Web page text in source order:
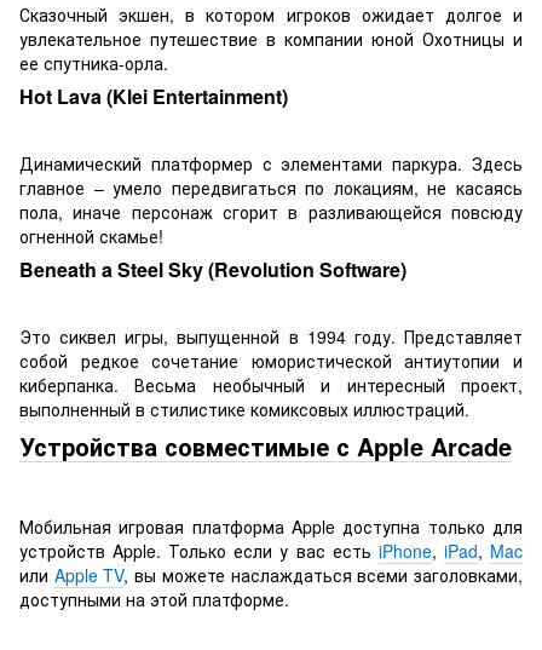
Сказочный экшен, в котором игроков ожидает долгое и
увлекательное путешествие в компании юной Охотницы и
ее спутника-орла.
Hot Lava (Klei Entertainment)
Динамический платформер с элементами паркура. Здесь
главное – умело передвигаться по локациям, не касаясь
пола, иначе персонаж сгорит в разливающейся повсюду
огненной скамье!
Beneath a Steel Sky (Revolution Software)
Это сиквел игры, выпущенной в 1994 году. Представляет
собой редкое сочетание юмористической антиутопии и
киберпанка. Весьма необычный и интересный проект,
выполненный в стилистике комиксовых иллюстраций.
Устройства совместимые с Apple Arcade
Мобильная игровая платформа Apple доступна только для
устройств Apple. Только если у вас есть iPhone, iPad, Mac
или Apple TV, вы можете наслаждаться всеми заголовками,
доступными на этой платформе.